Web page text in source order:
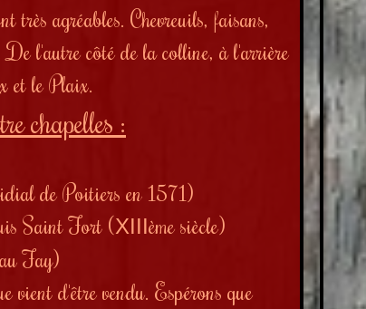
très agréables. Chevreuils, faisans,
De l'autre côté de la colline, à l'arrière
et le Plaix.
chapelles :
de Poitiers en 1571)
Saint Fort (XIIIème siècle)
Fay)
vient d'être vendu. Espérons que